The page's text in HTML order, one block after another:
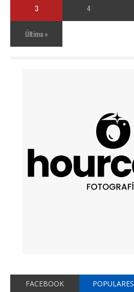
3 4
Última »
FACEBOOK POPULARES